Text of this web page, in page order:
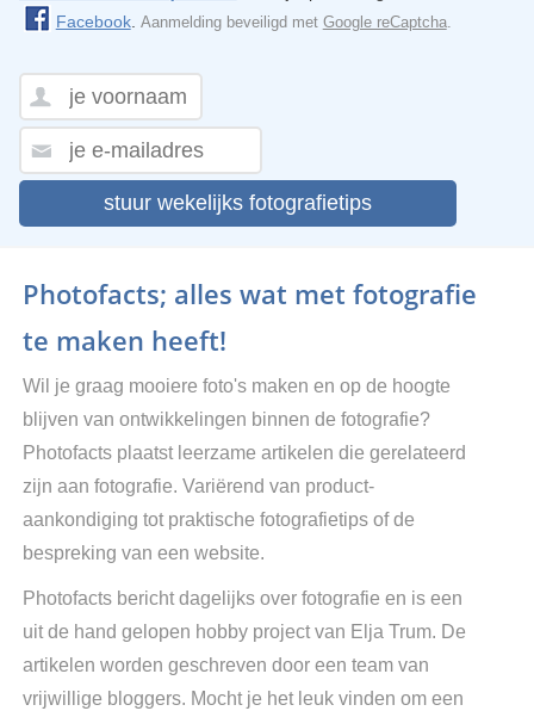
Facebook. Aanmelding beveiligd met Google reCaptcha.
stuur wekelijks fotografietips
Photofacts; alles wat met fotografie
te maken heeft!
Wil je graag mooiere foto's maken en op de hoogte
blijven van ontwikkelingen binnen de fotografie?
Photofacts plaatst leerzame artikelen die gerelateerd
zijn aan fotografie. Variërend van product-
aankondiging tot praktische fotografietips of de
bespreking van een website.
Photofacts bericht dagelijks over fotografie en is een
uit de hand gelopen hobby project van Elja Trum. De
artikelen worden geschreven door een team van
vrijwillige bloggers. Mocht je het leuk vinden om een